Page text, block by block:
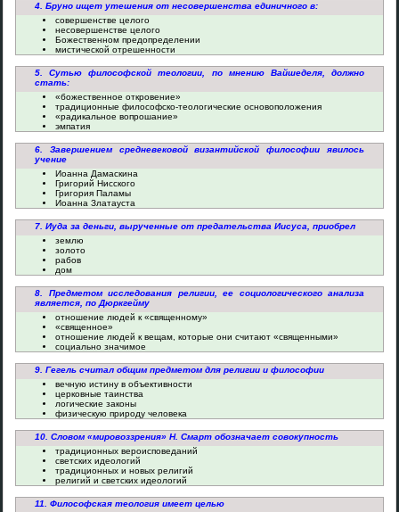
4. Бруно ищет утешения от несовершенства единичного в:
совершенстве целого
несовершенстве целого
Божественном предопределении
мистической отрешенности
5. Сутью философской теологии, по мнению Вайшеделя, должно
стать:
«божественное откровение»
традиционные философско-теологические основоположения
«радикальное вопрошание»
эмпатия
6. Завершением средневековой византийской философии явилось
учение
Иоанна Дамаскина
Григорий Нисского
Григория Паламы
Иоанна Златауста
7. Иуда за деньги, вырученные от предательства Иисуса, приобрел
землю
золото
рабов
дом
8. Предметом исследования религии, ее социологического анализа
является, по Дюркгейму
отношение людей к «священному»
«священное»
отношение людей к вещам, которые они считают «священными»
социально значимое
9. Гегель считал общим предметом для религии и философии
вечную истину в объективности
церковные таинства
логические законы
физическую природу человека
10. Словом «мировоззрения» Н. Смарт обозначает совокупность
традиционных вероисповеданий
светских идеологий
традиционных и новых религий
религий и светских идеологий
11. Философская теология имеет целью